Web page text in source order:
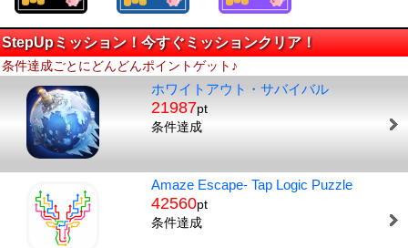
StepUpミッション！今すぐミッションクリア！
条件達成ごとにどんどんポイントゲット♪
ホワイトアウト・サバイバル
21987pt
条件達成
Amaze Escape- Tap Logic Puzzle
42560pt
条件達成